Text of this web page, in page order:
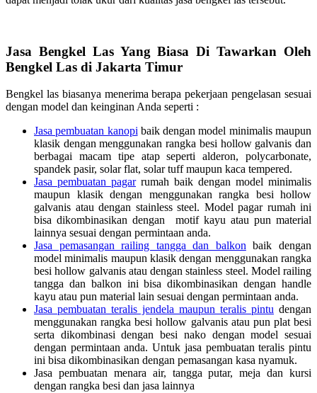
Jasa Bengkel Las Yang Biasa Di Tawarkan Oleh
Bengkel Las di Jakarta Timur
Bengkel las biasanya menerima berapa pekerjaan pengelasan sesuai
dengan model dan keinginan Anda seperti :
Jasa pembuatan kanopi baik dengan model minimalis maupun
klasik dengan menggunakan rangka besi hollow galvanis dan
berbagai macam tipe atap seperti alderon, polycarbonate,
spandek pasir, solar flat, solar tuff maupun kaca tempered.
Jasa pembuatan pagarrumah baik dengan model minimalis
maupun klasik dengan menggunakan rangka besi hollow
galvanis atau dengan stainless steel. Model pagar rumah ini
bisa dikombinasikan dengan motif kayu atau pun material
lainnya sesuai dengan permintaan anda.
Jasa pemasangan railing tangga dan balkon baik dengan
model minimalis maupun klasik dengan menggunakan rangka
besi hollow galvanis atau dengan stainless steel. Model railing
tangga dan balkon ini bisa dikombinasikan dengan handle
kayu atau pun material lain sesuai dengan permintaan anda.
Jasa pembuatan teralis jendela maupun teralis pintu dengan
menggunakan rangka besi hollow galvanis atau pun plat besi
serta dikombinasi dengan besi nako dengan model sesuai
dengan permintaan anda. Untuk jasa pembuatan teralis pintu
ini bisa dikombinasikan dengan pemasangan kasa nyamuk.
Jasa pembuatan menara air, tangga putar, meja dan kursi
dengan rangka besi dan jasa lainnya